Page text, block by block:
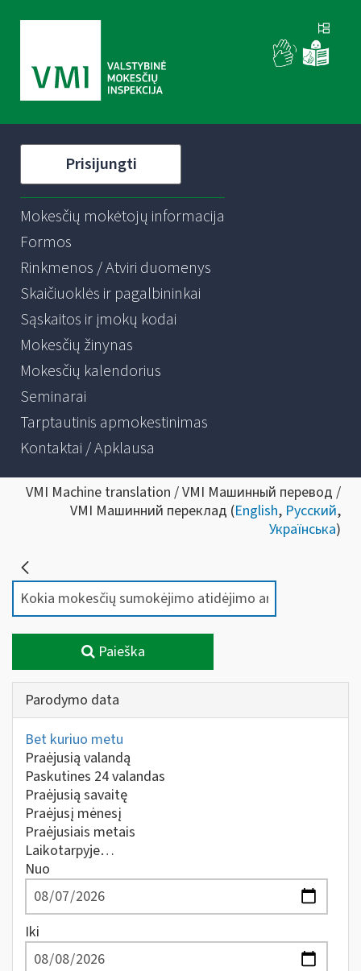
Prisijungti
Mokesčių mokėtojų informacija
Formos
Rinkmenos / Atviri duomenys
Skaičiuoklės ir pagalbininkai
Sąskaitos ir įmokų kodai
Mokesčių žinynas
Mokesčių kalendorius
Seminarai
Tarptautinis apmokestinimas
Kontaktai / Apklausa
VMI Machine translation / VMI Машинный перевод /
VMI Машинний переклад (English, Русский,
Українська)
Paieška
Parodymo data
Bet kuriuo metu
Praėjusią valandą
Paskutines 24 valandas
Praėjusią savaitę
Praėjusį mėnesį
Praėjusiais metais
Laikotarpyje…
Nuo
Iki